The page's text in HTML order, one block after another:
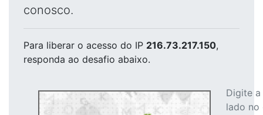
conosco.
Para liberar o acesso do IP 216.73.217.150,
responda ao desafio abaixo.
Digite
lado no